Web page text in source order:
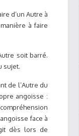
d’un Autre à
à faire
soit barré.
sujet.
de l’Autre du
angoisse :
face à
dès lors de